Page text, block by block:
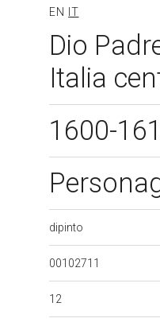
EN IT
Dio
Italia
1600-
dipinto
00102711
12